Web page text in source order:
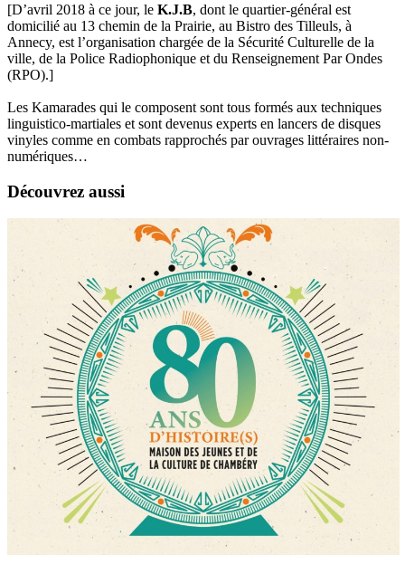
[D’avril 2018 à ce jour, le K.J.B, dont le quartier-général est
domicilié au 13 chemin de la Prairie, au Bistro des Tilleuls, à
Annecy, est l’organisation chargée de la Sécurité Culturelle de la
ville, de la Police Radiophonique et du Renseignement Par Ondes
(RPO).]
Les Kamarades qui le composent sont tous formés aux techniques
linguistico-martiales et sont devenus experts en lancers de disques
vinyles comme en combats rapprochés par ouvrages littéraires non-
numériques…
Découvrez aussi